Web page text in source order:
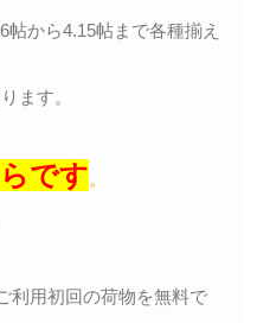
帖から4.15帖まで各種揃え
ます。
です。
利用初回の荷物を無料で